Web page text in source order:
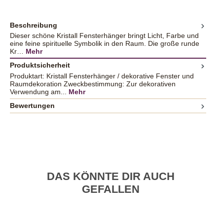
Beschreibung
Dieser schöne Kristall Fensterhänger bringt Licht, Farbe und
eine feine spirituelle Symbolik in den Raum. Die große runde
Kr… Mehr
Produktsicherheit
Produktart: Kristall Fensterhänger / dekorative Fenster und
Raumdekoration Zweckbestimmung: Zur dekorativen
Verwendung am... Mehr
Bewertungen
DAS KÖNNTE DIR AUCH
GEFALLEN